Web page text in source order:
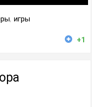
, игры
+1